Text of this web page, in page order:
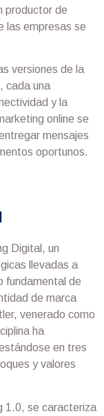
productor de
las empresas se
versiones de la
cada una
y la
online se
mensajes
oportunos.
Digital, un
llevadas a
fundamental de
de marca
venerado como
ha
en tres
y valores
1.0, se caracteriza